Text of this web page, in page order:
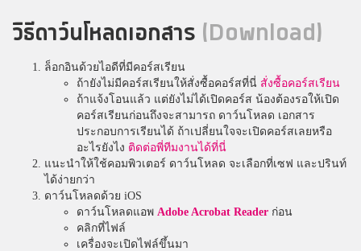
วิธีดาว์นโหลดเอกสาร (Download)
ล็อกอินด้วยไอดีที่มีคอร์สเรียน
ถ้ายังไม่มีคอร์สเรียนให้สั่งซื้อคอร์สที่นี่ สั่งซื้อคอร์สเรียน
ถ้าแจ้งโอนแล้ว แต่ยังไม่ได้เปิดคอร์ส น้องต้องรอให้เปิด
คอร์สเรียนก่อนถึงจะสามารถ ดาว์นโหลด เอกสาร
ประกอบการเรียนได้ ถ้าเปลี่ยนใจจะเปิดคอร์สเลยหรือ
อะไรยังไง ติดต่อพี่ทีมงานได้ที่นี่
แนะนำให้ใช้คอมพิวเตอร์ ดาว์นโหลด จะเลือกที่เซฟ และปรินท์
ได้ง่ายกว่า
ดาว์นโหลดด้วย iOS
ดาว์นโหลดแอพ Adobe Acrobat Reader ก่อน
คลิกที่ไฟล์
เครื่องจะเปิดไฟล์ขึ้นมา